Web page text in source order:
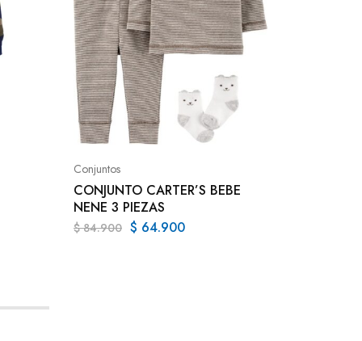
Conjuntos
CONJUNTO CARTER’S BEBE
NENE 3 PIEZAS
$84.900 $ 64.900